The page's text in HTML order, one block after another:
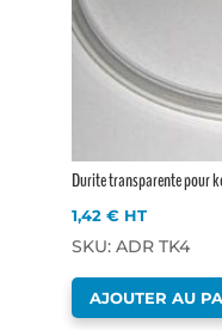
Durite transparente pour
1,42 € HT
SKU: ADR TK4
AJOUTER AU